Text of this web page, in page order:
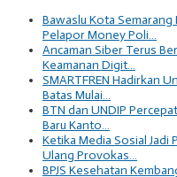
Bawaslu Kota
Pelapor Money Poli…
Ancaman Siber Terus
Keamanan Digit…
SMARTFREN Hadirkan
Batas Mulai…
BTN dan UNDIP
Baru Kanto…
Ketika Media Sosial Jadi
Ulang Provokas…
BPJS Kesehatan